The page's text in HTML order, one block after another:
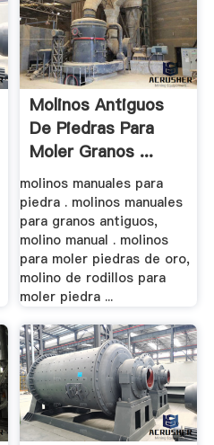
Molinos Antiguos
De Piedras Para
Moler Granos ...
molinos manuales para
piedra . molinos manuales
para granos antiguos,
molino manual . molinos
para moler piedras de oro,
molino de rodillos para
moler piedra ...